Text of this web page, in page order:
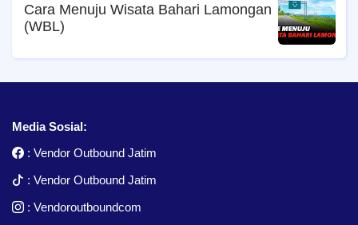
Cara Menuju Wisata Bahari Lamongan
(WBL)
Media Sosial:
: Vendor Outbound Jatim
: Vendor Outbound Jatim
: Vendoroutboundcom